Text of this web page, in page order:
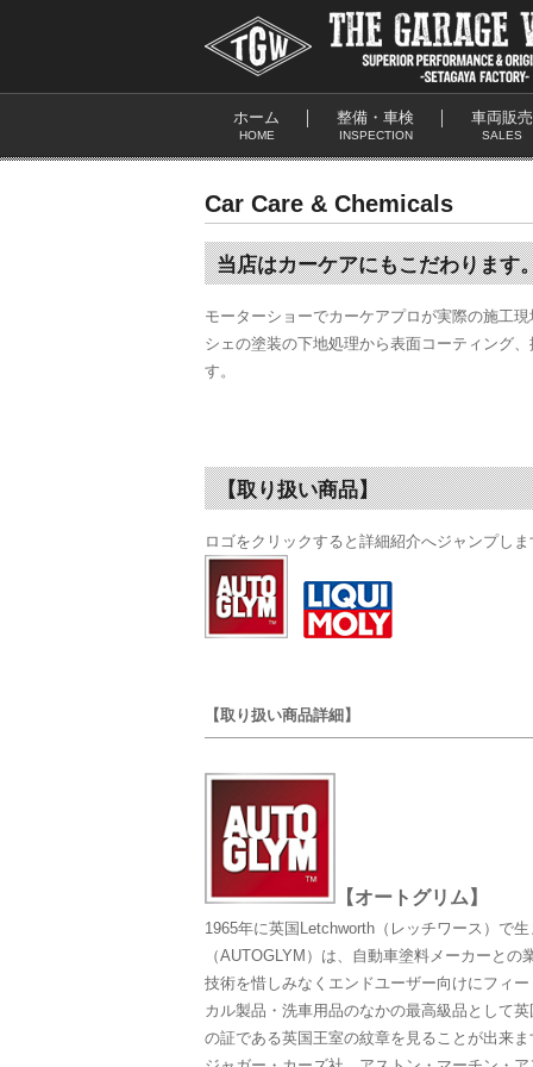
ホーム
HOME
整備・車検
INSPECTION
車両販売
SALES
Car Care & Chemicals
当店はカーケアにもこだわります
モーターショーでカーケアプロが実際の施工
シェの塗装の下地処理から表面コーティング
す。
【取り扱い商品】
ロゴをクリックすると詳細紹介へジャンプしま
【取り扱い商品詳細】
【オートグリム】
1965年に英国Letchworth（レッチワース）で
（AUTOGLYM）は、自動車塗料メーカーとの
技術を惜しみなくエンドユーザー向けにフィ
カル製品・洗車用品のなかの最高級品として
の証である英国王室の紋章を見ることが出来